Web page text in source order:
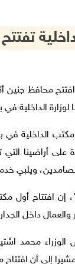
2-2021 وفا- افتتح
لوزارة
الداخلية في
أراضينا
ويلبي
إن افتتاح أول
والعمال داخل
محمد
مشيرا إلى أن